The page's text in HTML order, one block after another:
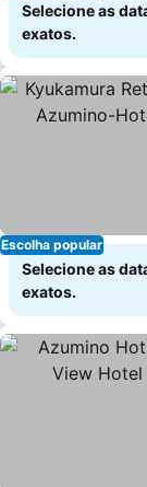
Selecione as
exatos.
Escolha popular
Selecione as
exatos.